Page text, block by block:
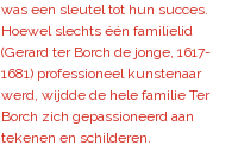
was een sleutel tot hun succes.
Hoewel slechts één familielid
(Gerard ter Borch de jonge, 1617-
1681) professioneel kunstenaar
werd, wijdde de hele familie Ter
Borch zich gepassioneerd aan
tekenen en schilderen.